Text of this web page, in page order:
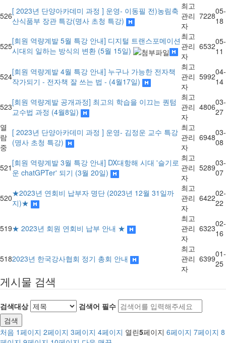
526[ 2023년 단양아카데미 과정 ] 운영- 이동필 전)농림축
산식품부 장관 특강(명사 초청 특강)
최고
관리
자
722805-
18
525
[회원 역량계발 5월 특강 안내] 디지털 트랜스포메이션
시대의 일하는 방식의 변환 (5월 15일)
최고
관리
자
653205-
11
524[회원 역량계발 4월 특강 안내] 누구나 가능한 전자책
작가되기 - 전자책 잘 쓰는 법 - (4월17일)
최고
관리
자
599204-
14
523[회원 역량계발 공개과정] 최고의 학습을 이끄는 퀀텀
교수법 과정 (4월8일)
최고
관리
자
480603-
27
열
람
중
[ 2023년 단양아카데미 과정 ] 운영- 김정운 교수 특강
(명사 초청 특강)
최고
관리
자
694803-
08
521 [회원 역량계발 3월 특강 안내] DX대항해 시대 '슬기로
운 chatGPTer' 되기 (3월 20일)
최고
관리
자
528903-
07
520★2023년 연회비 납부자 명단 (2023년 12월 31일까
지)★
최고
관리
자
642202-
22
519★ 2023년 회원 연회비 납부 안내 ★
최고
관리
자
632302-
16
5182023년 한국강사협회 정기 총회 안내
최고
관리
자
639901-
25
게시물 검색
검색대상 검색어 필수
검색
처음 1페이지 2페이지 3페이지 4페이지 열린5페이지 6페이지 7페이지 8